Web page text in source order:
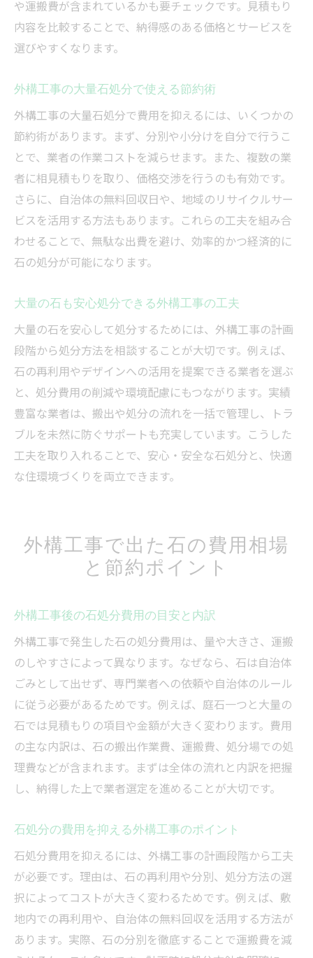
や運搬費が含まれているかも要チェックです。見積もり
内容を比較することで、納得感のある価格とサービスを
選びやすくなります。
外構工事の大量石処分で使える節約術
外構工事の大量石処分で費用を抑えるには、いくつかの
節約術があります。まず、分別や小分けを自分で行うこ
とで、業者の作業コストを減らせます。また、複数の業
者に相見積もりを取り、価格交渉を行うのも有効です。
さらに、自治体の無料回収日や、地域のリサイクルサー
ビスを活用する方法もあります。これらの工夫を組み合
わせることで、無駄な出費を避け、効率的かつ経済的に
石の処分が可能になります。
大量の石も安心処分できる外構工事の工夫
大量の石を安心して処分するためには、外構工事の計画
段階から処分方法を相談することが大切です。例えば、
石の再利用やデザインへの活用を提案できる業者を選ぶ
と、処分費用の削減や環境配慮にもつながります。実績
豊富な業者は、搬出や処分の流れを一括で管理し、トラ
ブルを未然に防ぐサポートも充実しています。こうした
工夫を取り入れることで、安心・安全な石処分と、快適
な住環境づくりを両立できます。
外構工事で出た石の費用相場
と節約ポイント
外構工事後の石処分費用の目安と内訳
外構工事で発生した石の処分費用は、量や大きさ、運搬
のしやすさによって異なります。なぜなら、石は自治体
ごみとして出せず、専門業者への依頼や自治体のルール
に従う必要があるためです。例えば、庭石一つと大量の
石では見積もりの項目や金額が大きく変わります。費用
の主な内訳は、石の搬出作業費、運搬費、処分場での処
理費などが含まれます。まずは全体の流れと内訳を把握
し、納得した上で業者選定を進めることが大切です。
石処分の費用を抑える外構工事のポイント
石処分費用を抑えるには、外構工事の計画段階から工夫
が必要です。理由は、石の再利用や分別、処分方法の選
択によってコストが大きく変わるためです。例えば、敷
地内での再利用や、自治体の無料回収を活用する方法が
あります。実際、石の分別を徹底することで運搬費を減